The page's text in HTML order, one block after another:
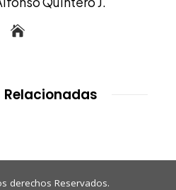
derechos Reservados.